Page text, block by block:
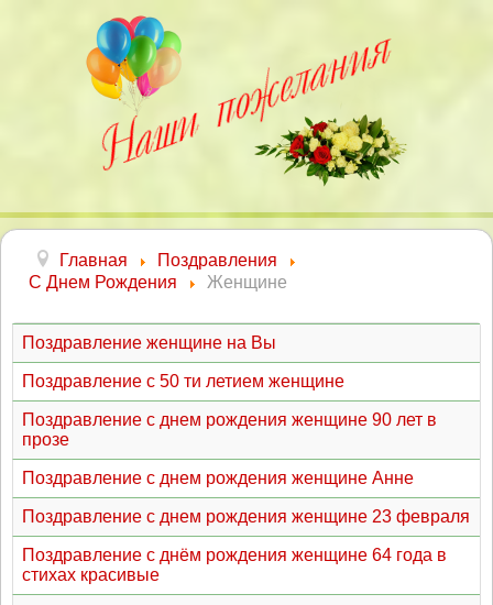
Главная
Поздравления
С Днем Рождения
Женщине
Поздравление женщине на Вы
Поздравление с 50 ти летием женщине
Поздравление с днем рождения женщине 90 лет в
прозе
Поздравление с днем рождения женщине Анне
Поздравление с днем рождения женщине 23 февраля
Поздравление с днём рождения женщине 64 года в
стихах красивые